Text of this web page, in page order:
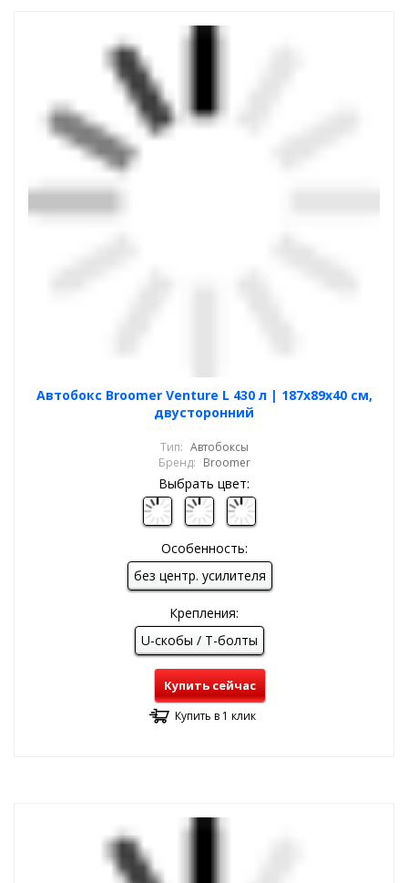
Автобокс Broomer Venture L 430 л | 187х89х40 см,
двусторонний
Тип: Автобоксы
Бренд: Broomer
Выбрать цвет:
Особенность:
без центр. усилителя
Крепления:
U-скобы / T-болты
Купить сейчас
Купить в 1 клик